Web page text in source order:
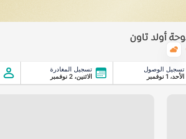
أولد تاون
تسجيل الوصول
الأحد، 1 نوفمبر
تسجيل المغادرة
الاثنين، 2 نوفمبر